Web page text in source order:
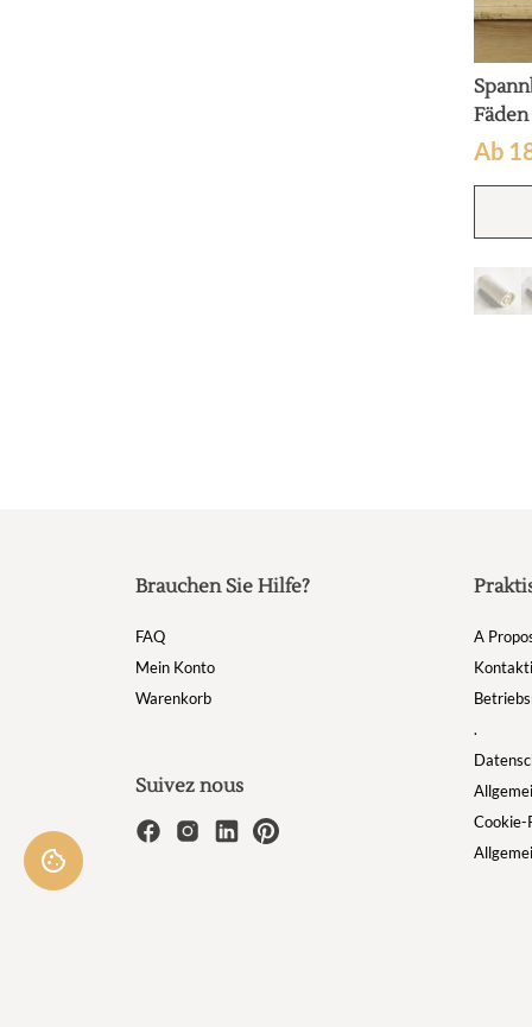
Ab
Brauchen Sie Hilfe?
FAQ
Mein Konto
Warenkorb
Suivez nous
A
.
Cookie-